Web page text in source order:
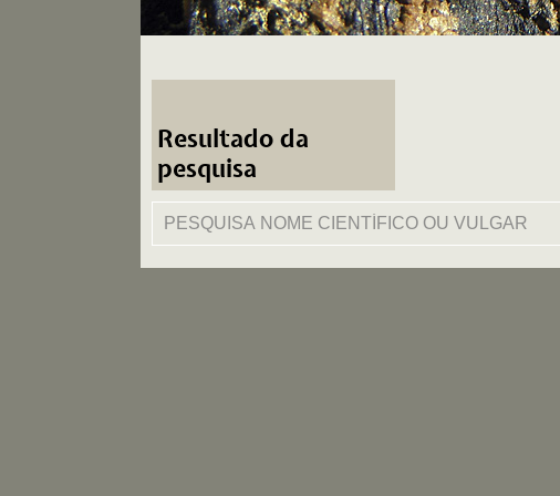
Resultado da
pesquisa